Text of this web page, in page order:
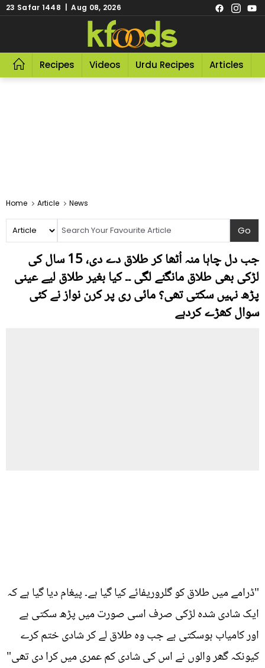
23 Safar 1448 | Aug 08, 2026
Recipes Videos Urdu Recipes Articles
Home Article News
جب دل چاہا منہ اُٹھا کر طلاق دے دی، 15 سال کی
لڑکی بھی طلاق مانگنے لگی ۔۔ کیا بغیر طلاق لیے عینی
پڑھ نہیں سکتی تھی؟ مائی ری پر کرن نواز نے کئی
سوال کھڑے کردہے
"ڈرامے میں طلاق کو گلروریفائے کیا گیا ہے۔ پیغام دیا گیا ہے کہ
ایک شادی شدہ لڑکی صرف اسی صورت میں پڑھ سکتی ہے
اور کامیاب ہوسکتی ہے جب وہ طلاق لے کر شادی ختم کرے
کیونکہ گھر والوں نے اس کی شادی کم عمری میں کرا دی تھی"